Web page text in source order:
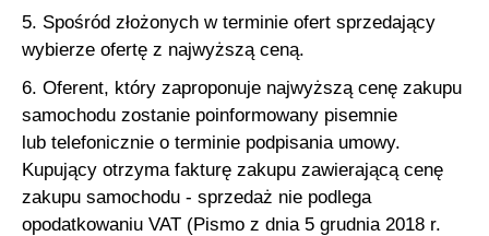
5. Spośród złożonych w terminie ofert sprzedający
wybierze ofertę z najwyższą ceną.
6. Oferent, który zaproponuje najwyższą cenę zakupu
samochodu zostanie poinformowany pisemnie
lub telefonicznie o terminie podpisania umowy.
Kupujący otrzyma fakturę zakupu zawierającą cenę
zakupu samochodu - sprzedaż nie podlega
opodatkowaniu VAT (Pismo z dnia 5 grudnia 2018 r.